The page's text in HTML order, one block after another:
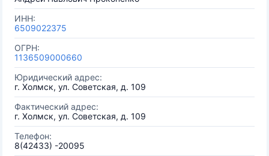
ИНН:
6509022375
ОГРН:
1136509000660
Юридический адрес:
г. Холмск, ул. Советская, д. 109
Фактический адрес:
г. Холмск, ул. Советская, д. 109
Телефон:
8(42433) -20095